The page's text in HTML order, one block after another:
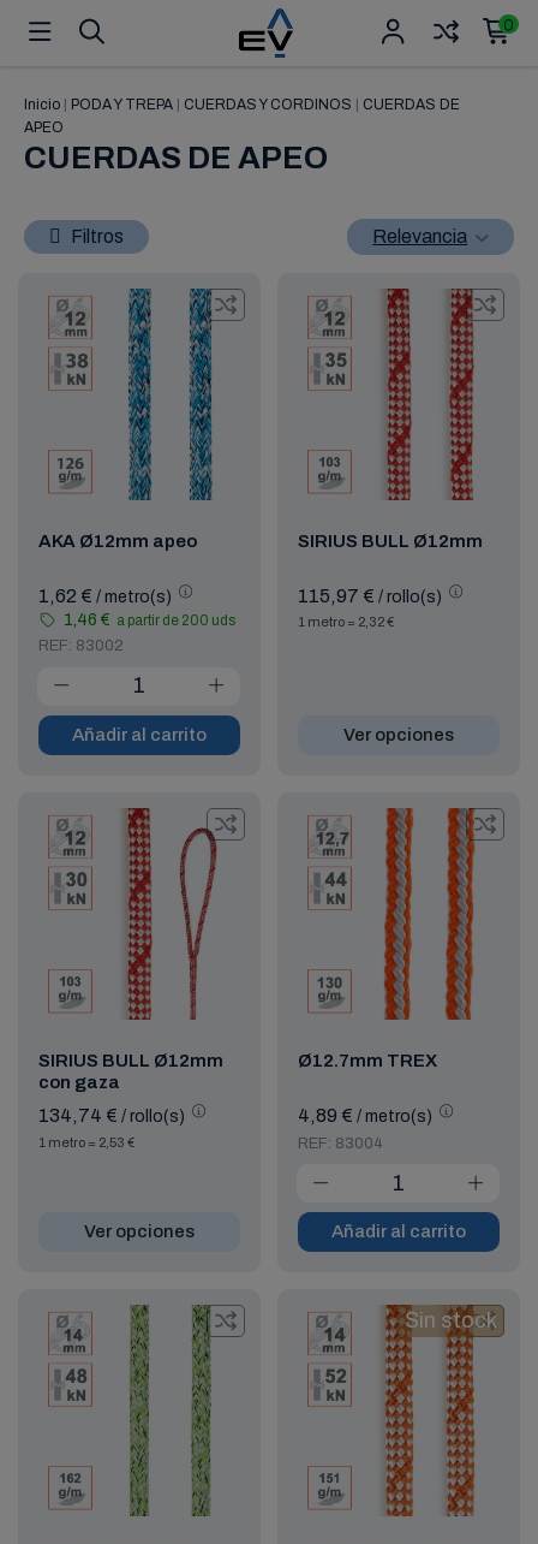
0
Inicio PODA Y TREPA CUERDAS Y CORDINOS
CUERDAS DE
APEO
CUERDAS DE APEO
Filtros Relevancia
AKA Ø12mm apeo
1,62 € / metro(s)
1,46 € a partir de 200 uds
REF: 83002
Añadir al carrito
SIRIUS BULL Ø12mm
115,97 € / rollo(s)
1 metro = 2,32 €
Ver opciones
SIRIUS BULL Ø12mm
con gaza
134,74 € / rollo(s)
1 metro = 2,53 €
Ver opciones
Ø12.7mm TREX
4,89 € / metro(s)
REF: 83004
Añadir al carrito
Sin stock